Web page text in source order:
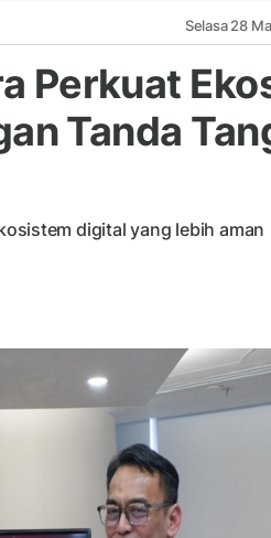
Selasa 28
Perkuat
Tanda
digital yang lebih aman